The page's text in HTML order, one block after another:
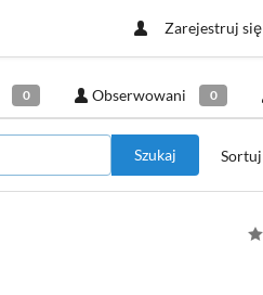
Zarejestruj się
0 Obserwowani 0
Sortuj
Szukaj